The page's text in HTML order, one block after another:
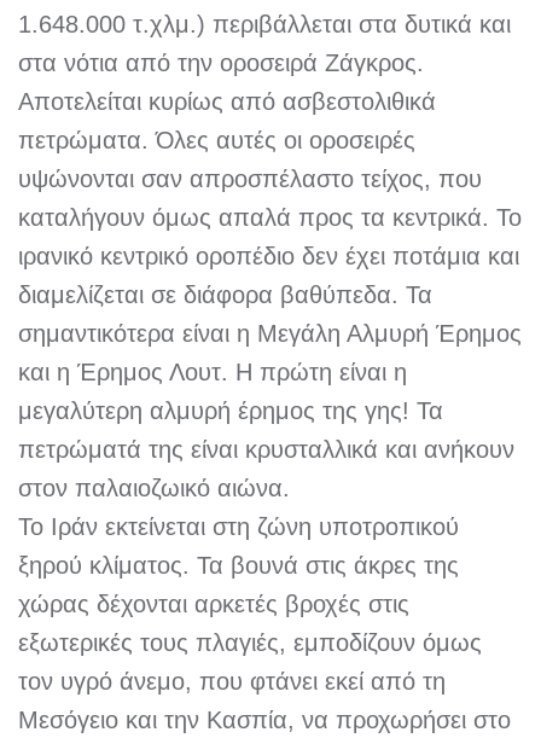
1.648.000 τ.χλμ.) περιβάλλεται στα δυτικά και
στα νότια από την οροσειρά Ζάγκρος.
Αποτελείται κυρίως από ασβεστολιθικά
πετρώματα. Όλες αυτές οι οροσειρές
υψώνονται σαν απροσπέλαστο τείχος, που
καταλήγουν όμως απαλά προς τα κεντρικά. Το
ιρανικό κεντρικό οροπέδιο δεν έχει ποτάμια και
διαμελίζεται σε διάφορα βαθύπεδα. Τα
σημαντικότερα είναι η Μεγάλη Αλμυρή Έρημος
και η Έρημος Λουτ. Η πρώτη είναι η
μεγαλύτερη αλμυρή έρημος της γης! Τα
πετρώματά της είναι κρυσταλλικά και ανήκουν
στον παλαιοζωικό αιώνα.
Το Ιράν εκτείνεται στη ζώνη υποτροπικού
ξηρού κλίματος. Τα βουνά στις άκρες της
χώρας δέχονται αρκετές βροχές στις
εξωτερικές τους πλαγιές, εμποδίζουν όμως
τον υγρό άνεμο, που φτάνει εκεί από τη
Μεσόγειο και την Κασπία, να προχωρήσει στο